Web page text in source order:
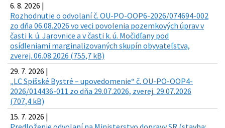
6. 8. 2026 |
Rozhodnutie o odvolaní č. OU-PO-OOP6-2026/074694-002
zo dňa 06.08.2026 vo veci povolenia pozemkových úprav v
časti k. ú. Jarovnice a v časti k. ú. Močidľany pod
osídleniami marginalizovaných skupín obyvateľstva,
zverej. 06.08.2026 (755,7 kB)
29. 7. 2026 |
„LC Spišské Bystré – upovedomenie“ č. OU-PO-OOP4-
2026/014436-011 zo dňa 29.07.2026, zverej. 29.07.2026
(707,4 kB)
15. 7. 2026 |